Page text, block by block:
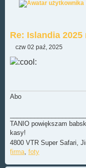
Re: Islandia
o
s
czw 02 paź, 2025
Abo
TANIO powiększam
kasy!
4800 VTR Super Safari,
firma, foty